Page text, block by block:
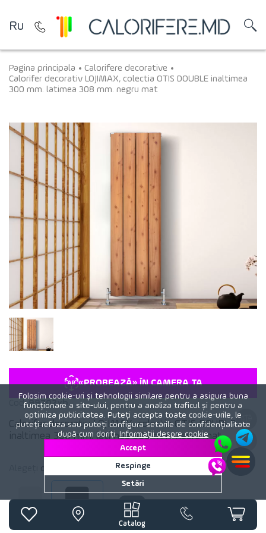
Ru
Catalog
Pagina principala
Calorifere decorative
Calorifer decorativ LOJIMAX, colectia OTIS DOUBLE inaltimea
300 mm. latimea 308 mm. negru mat
«PROBEAZĂ» ÎN CAMERA TA
Cod:99702xb
Calorifer decorativ LOJIMAX, colectia OTIS DOUBLE
inaltimea 300 mm. latimea 308 mm. negru mat
culoare Negru mat
Alb mat Negru mat
Folosim cookie-uri și tehnologii similare pentru a asigura buna
funcționare a site-ului, pentru a analiza traficul și pentru a
optimiza publicitatea. Puteți accepta toate cookie-urile, le
puteți refuza sau puteți configura setările de confidențialitate
după cum doriți. Informații despre cookie
Accept
Respinge
Setări